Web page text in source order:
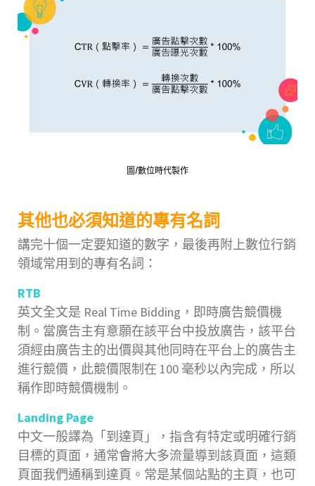
圖/數位時代製作
其他也必須知道的專有名詞
講完十個一定要知道的數字，最後再附上數位行銷
領域常用到的專有名詞：
RTB
英文全文是 Real Time Bidding，即時廣告競價機
制。當廣告主有意願在該平台中投放廣告，該平台
須經由廣告主的出價與其他同時在平台上的廣告主
進行競價，此競價限制在 100 毫秒以內完成，所以
稱作即時競價機制。
Landing Page
中文一般譯為「到達頁」，指含有特定或明確行銷
目標的頁面，通常會將大多流量導到該頁面，這類
頁面我們通稱到達頁。常是某個站點的主頁，也可